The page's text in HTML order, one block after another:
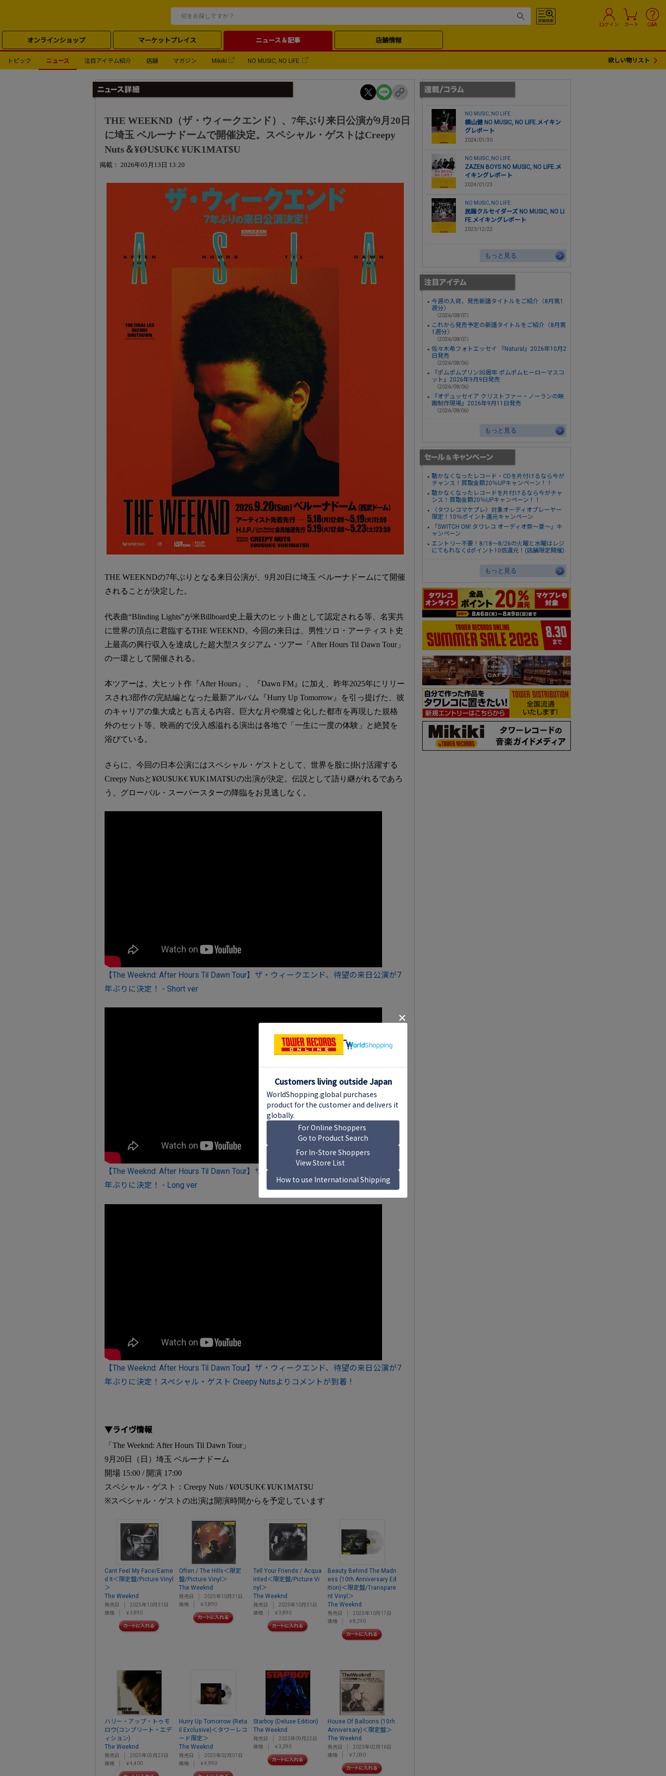
ログイン カート Q&A
オンラインショップ マーケットプレイス ニュース＆記事 店舗情報
トピック ニュース 注目アイテム紹介 店舗 マガジン Mikiki NO MUSIC, NO LIFE. 欲しい物リスト
THE WEEKND（ザ・ウィークエンド）、7年ぶり来日公演が9月20日
に埼玉 ベルーナドームで開催決定。スペシャル・ゲストはCreepy
Nuts＆¥ØU$UK€ ¥UK1MAT$U
掲載： 2026年05月13日 13:20
THE WEEKNDの7年ぶりとなる来日公演が、9月20日に埼玉 ベルーナドームにて開催
されることが決定した。
代表曲“Blinding Lights”が米Billboard史上最大のヒット曲として認定される等、名実共
に世界の頂点に君臨するTHE WEEKND。今回の来日は、男性ソロ・アーティスト史
上最高の興行収入を達成した超大型スタジアム・ツアー「After Hours Til Dawn Tour」
の一環として開催される。
本ツアーは、大ヒット作『After Hours』、『Dawn FM』に加え、昨年2025年にリリー
スされ3部作の完結編となった最新アルバム『Hurry Up Tomorrow』を引っ提げた、彼
のキャリアの集大成とも言える内容。巨大な月や廃墟と化した都市を再現した規格
外のセット等、映画的で没入感溢れる演出は各地で「一生に一度の体験」と絶賛を
浴びている。
さらに、今回の日本公演にはスペシャル・ゲストとして、世界を股に掛け活躍する
Creepy Nutsと¥ØU$UK€ ¥UK1MAT$Uの出演が決定。伝説として語り継がれるであろ
う、グローバル・スーパースターの降臨をお見逃しなく。
【The Weeknd: After Hours Til Dawn Tour】ザ・ウィークエンド、待望の来日公演が7
年ぶりに決定！ - Short ver
【The Weeknd: After Hours Til Dawn Tour】ザ・ウィークエンド、待望の来日公演が7
年ぶりに決定！ - Long ver
【The Weeknd: After Hours Til Dawn Tour】ザ・ウィークエンド、待望の来日公演が7
年ぶりに決定！スペシャル・ゲスト Creepy Nutsよりコメントが到着！
▼ライヴ情報
「The Weeknd: After Hours Til Dawn Tour」
9月20日（日）埼玉 ベルーナドーム
開場 15:00 / 開演 17:00
スペシャル・ゲスト：Creepy Nuts / ¥ØU$UK€ ¥UK1MAT$U
※スペシャル・ゲストの出演は開演時間からを予定しています
Cant Feel My Face/Earne
d It＜限定盤/Picture Vinyl
＞
The Weeknd
発売日
2025年10月31日
価格
￥3,890
Often / The Hills＜限定
盤/Picture Vinyl＞
The Weeknd
発売日
2025年10月31日
価格
￥3,890
Tell Your Friends / Acqua
inted＜限定盤/Picture Vi
nyl＞
The Weeknd
発売日
2025年10月31日
価格
￥3,890
Beauty Behind The Madn
ess (10th Anniversary Ed
ition)＜限定盤/Transpare
nt Vinyl＞
The Weeknd
発売日
2025年10月17日
価格
￥8,290
ハリー・アップ・トゥモ
ロウ(コンプリート・エデ
ィション)
The Weeknd
発売日
2025年05月23日
価格
￥4,400
Hurry Up Tomorrow (Reta
il Exclusive)＜タワーレコ
ード限定＞
The Weeknd
発売日
2025年02月01日
価格
￥4,990
Starboy (Deluxe Edition)
The Weeknd
発売日
2023年09月22日
価格
￥3,390
House Of Balloons (10rh
Anniversary)＜限定盤＞
The Weeknd
発売日
2023年02月16日
価格
￥7,090
NO MUSIC, NO LIFE.
横山健 NO MUSIC, NO LIFE.メイキン
グレポート
2024/01/30
NO MUSIC, NO LIFE.
ZAZEN BOYS NO MUSIC, NO LIFE.メ
イキングレポート
2024/01/23
NO MUSIC, NO LIFE.
民謡クルセイダーズ NO MUSIC, NO LI
FE.メイキングレポート
2023/12/22
もっと見る
今週の入荷、発売新譜タイトルをご紹介〈8月第1
週分〉
（2026/08/07）
これから発売予定の新譜タイトルをご紹介〈8月第
1週分〉
（2026/08/07）
佐々木希フォトエッセイ 『Natural』2026年10月2
日発売
（2026/08/06）
『ポムポムプリン30周年 ポムポムヒーローマスコ
ット』2026年9月9日発売
（2026/08/06）
『オデュッセイア クリストファー・ノーランの映
画制作現場』2026年9月11日発売
（2026/08/06）
もっと見る
聴かなくなったレコード・CDを片付けるなら今が
チャンス！買取金額20％UPキャンペーン！！
聴かなくなったレコードを片付けるなら今がチャ
ンス！買取金額20％UPキャンペーン！！
〈タワレコマケプレ〉対象オーディオプレーヤー
限定！10％ポイント還元キャンペーン
「SWITCH ON! タワレコ オーディオ祭～夏～」キ
ャンペーン
エントリー不要！8/18～8/26の火曜と水曜はレジ
にてもれなくdポイント10倍還元！(店舗限定開催)
もっと見る